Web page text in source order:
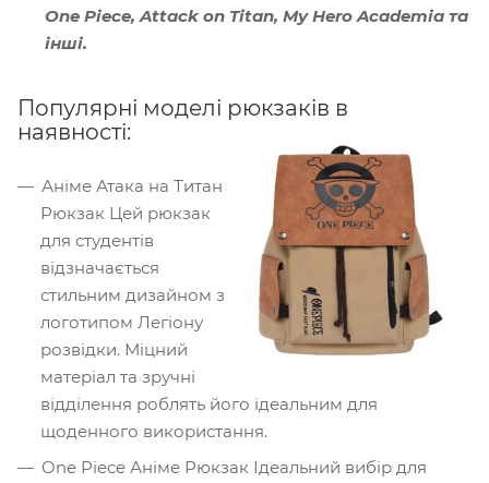
One Piece, Attack on Titan, My Hero Academia та
інші.
Популярні моделі рюкзаків в
наявності:
Аніме Атака на Титан
Рюкзак Цей рюкзак
для студентів
відзначається
стильним дизайном з
логотипом Легіону
розвідки. Міцний
матеріал та зручні
відділення роблять його ідеальним для
щоденного використання.
One Piece Аніме Рюкзак Ідеальний вибір для